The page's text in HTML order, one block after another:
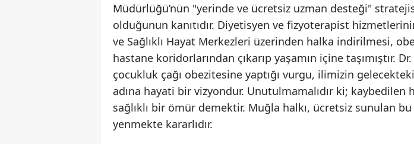
Müdürlüğü’nün "yerinde ve ücretsiz uzman desteği"
olduğunun kanıtıdır. Diyetisyen ve fizyoterapist
ve Sağlıklı Hayat Merkezleri üzerinden halka indirilmesi,
hastane koridorlarından çıkarıp yaşamın içine taşımıştır.
çocukluk çağı obezitesine yaptığı vurgu, ilimizin
adına hayati bir vizyondur. Unutulmamalıdır ki; kaybedilen
sağlıklı bir ömür demektir. Muğla halkı, ücretsiz sunulan
yenmekte kararlıdır.